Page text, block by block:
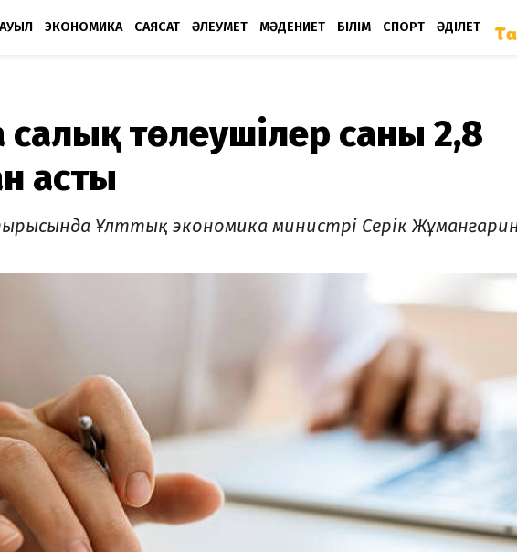
АУЫЛ ЭКОНОМИКА САЯСАТ ӘЛЕУМЕТ МӘДЕНИЕТ БІЛІМ СПОРТ ӘДІЛЕТ
салық төлеушілер саны 2,8
асты
Ұлттық экономика министрі Серік